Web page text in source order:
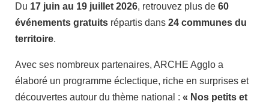
Du 17 juin au 19 juillet 2026, retrouvez plus de 60
événements gratuits répartis dans 24 communes du
territoire.
Avec ses nombreux partenaires, ARCHE Agglo a
élaboré un programme éclectique, riche en surprises et
découvertes autour du thème national : « Nos petits et